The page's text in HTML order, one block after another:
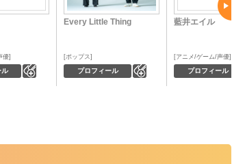
ル
優
Every Little Thing
プロフィール
ポップス
藍井エイル
プロフィール
アニメ/ゲーム/声優